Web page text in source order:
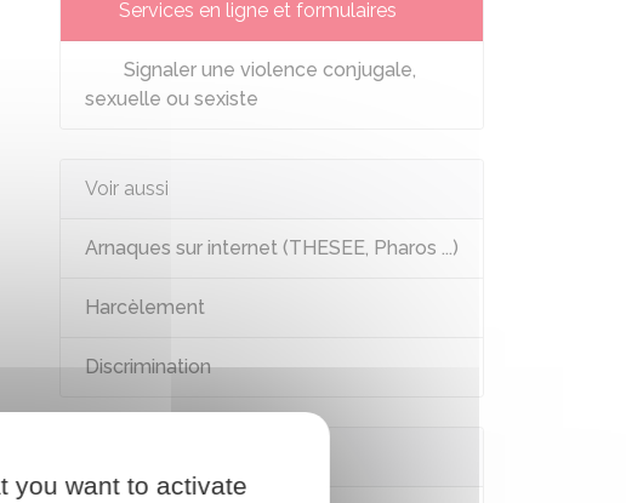
Services en ligne et formulaires
Signaler une violence conjugale,
sexuelle ou sexiste
Voir aussi
Arnaques sur internet (THESEE, Pharos ...)
Harcèlement
Discrimination
you want to activate